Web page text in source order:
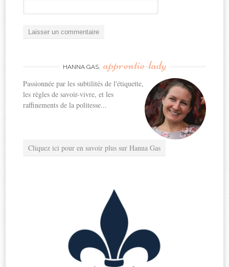
HANNA GAS, apprentie-lady
Passionnée par les subtilités de l'étiquette,
les règles de savoir-vivre, et les
raffinements de la politesse...
Cliquez ici pour en savoir plus sur Hanna Gas